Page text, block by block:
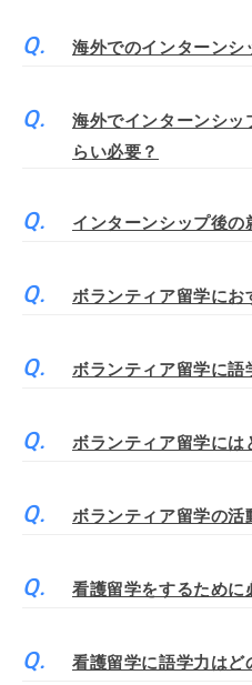
海外でのインターンシ
海外でインターンシッ
らい必要？
インターンシップ後の
ボランティア留学にお
ボランティア留学に語
ボランティア留学には
ボランティア留学の活
看護留学をするために
看護留学に語学力はど